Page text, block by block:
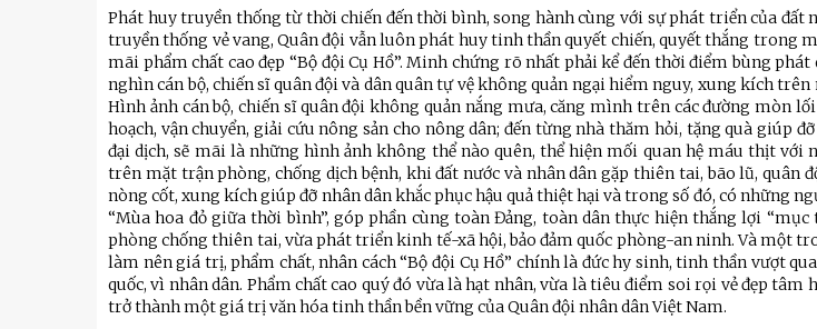
Phát huy truyền thống từ thời chiến đến thời bình, song hành cùng với sự phát triển của đất
truyền thống vẻ vang, Quân đội vẫn luôn phát huy tinh thần quyết chiến, quyết thắng trong
mãi phẩm chất cao đẹp “Bộ đội Cụ Hồ”. Minh chứng rõ nhất phải kể đến thời điểm bùng phát
nghìn cán bộ, chiến sĩ quân đội và dân quân tự vệ không quản ngại hiểm nguy, xung kích
Hình ảnh cán bộ, chiến sĩ quân đội không quản nắng mưa, căng mình trên các đường mòn
hoạch, vận chuyển, giải cứu nông sản cho nông dân; đến từng nhà thăm hỏi, tặng quà giúp
đại dịch, sẽ mãi là những hình ảnh không thể nào quên, thể hiện mối quan hệ máu thịt với
trên mặt trận phòng, chống dịch bệnh, khi đất nước và nhân dân gặp thiên tai, bão lũ, quân
nòng cốt, xung kích giúp đỡ nhân dân khắc phục hậu quả thiệt hại và trong số đó, có những
“Mùa hoa đỏ giữa thời bình”, góp phần cùng toàn Đảng, toàn dân thực hiện thắng lợi “mục
phòng chống thiên tai, vừa phát triển kinh tế-xã hội, bảo đảm quốc phòng-an ninh. Và một
làm nên giá trị, phẩm chất, nhân cách “Bộ đội Cụ Hồ” chính là đức hy sinh, tinh thần vượt
quốc, vì nhân dân. Phẩm chất cao quý đó vừa là hạt nhân, vừa là tiêu điểm soi rọi vẻ đẹp tâm
trở thành một giá trị văn hóa tinh thần bền vững của Quân đội nhân dân Việt Nam.
Tiểu đoàn Thiết giáp SSCĐ cao
trong dịp Tết Nguyên đán
Bộ Tư lệnh Thủ đô và các tổ chức
chính trị-xã hội thành phố Hà Nội
thăm, động viên chiến sĩ mới
Hương